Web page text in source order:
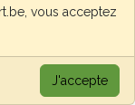
vous acceptez
J'accepte